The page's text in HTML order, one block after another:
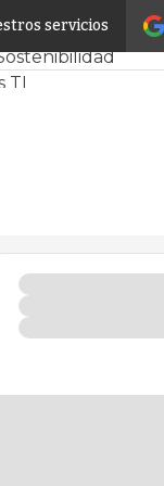
servicios
y Mercado
TI